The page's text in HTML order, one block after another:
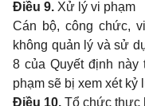
Điều 9. Xử lý vi phạm
Cán bộ, công chức,
không quản lý và sử
8 của Quyết định
phạm sẽ bị xem xét kỷ
Điều 10. Tổ chức thực